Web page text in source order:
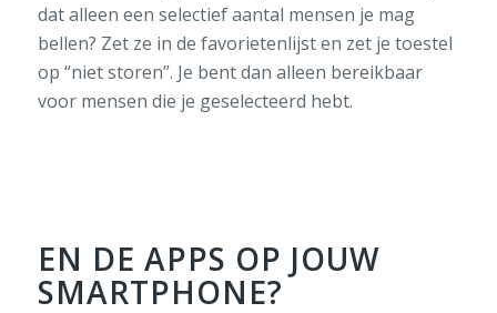
dat alleen een selectief aantal mensen je mag
bellen? Zet ze in de favorietenlijst en zet je toestel
op “niet storen”. Je bent dan alleen bereikbaar
voor mensen die je geselecteerd hebt.
EN DE APPS OP JOUW
SMARTPHONE?